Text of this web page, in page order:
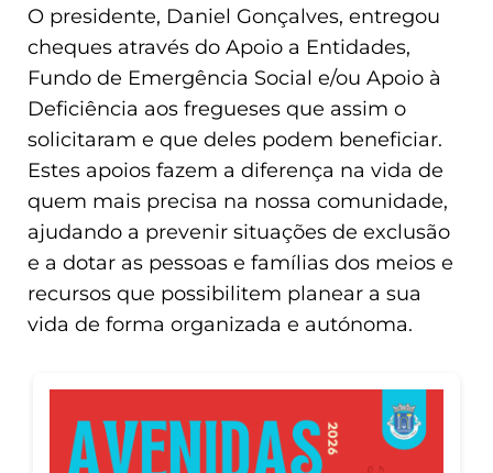
O presidente, Daniel Gonçalves, entregou
cheques através do Apoio a Entidades,
Fundo de Emergência Social e/ou Apoio à
Deficiência aos fregueses que assim o
solicitaram e que deles podem beneficiar.
Estes apoios fazem a diferença na vida de
quem mais precisa na nossa comunidade,
ajudando a prevenir situações de exclusão
e a dotar as pessoas e famílias dos meios e
recursos que possibilitem planear a sua
vida de forma organizada e autónoma.